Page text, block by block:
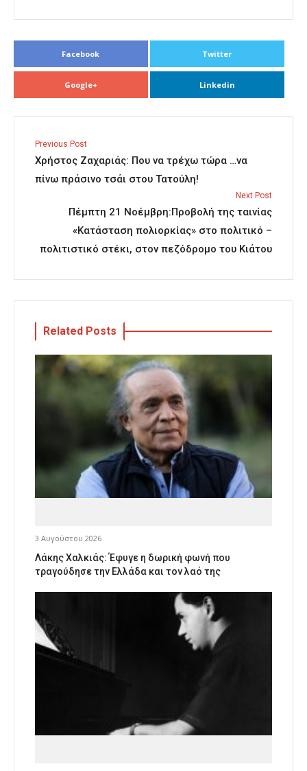
Facebook Twitter
Google+ Linkedin
Previous Post
Χρήστος Ζαχαριάς: Που να τρέχω τώρα …να
πίνω πράσινο τσάι στου Τατούλη!
Next Post
Πέμπτη 21 Νοέμβρη:Προβολή της ταινίας
«Κατάσταση πολιορκίας» στο πολιτικό –
πολιτιστικό στέκι, στον πεζόδρομο του Κιάτου
Related Posts
3 Αυγούστου 2026
Λάκης Χαλκιάς: Έφυγε η δωρική φωνή που
τραγούδησε την Ελλάδα και τον λαό της